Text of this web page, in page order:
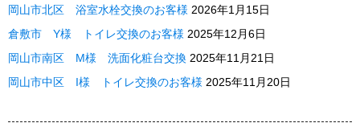
岡山市北区 浴室水栓交換のお客様 2026年1月15日
倉敷市 Y様 トイレ交換のお客様 2025年12月6日
岡山市南区 M様 洗面化粧台交換 2025年11月21日
岡山市中区 I様 トイレ交換のお客様 2025年11月20日